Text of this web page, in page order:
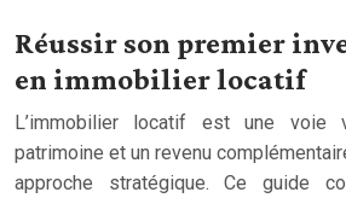
Réussir son premier
en immobilier locatif
L’immobilier locatif est une voie
patrimoine et un revenu
approche stratégique. Ce guide